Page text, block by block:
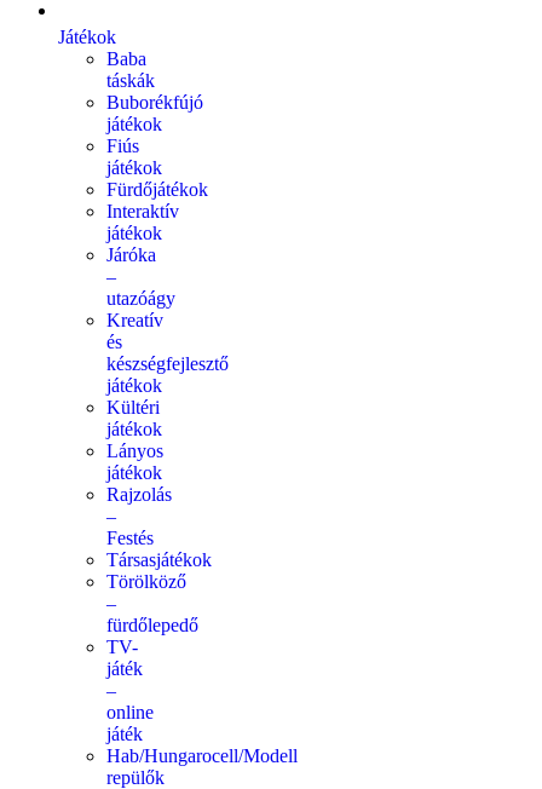
Játékok
Baba
táskák
Buborékfújó
játékok
Fiús
játékok
Fürdőjátékok
Interaktív
játékok
Járóka
–
utazóágy
Kreatív
és
készségfejlesztő
játékok
Kültéri
játékok
Lányos
játékok
Rajzolás
–
Festés
Társasjátékok
Törölköző
–
fürdőlepedő
TV-
játék
–
online
játék
Hab/Hungarocell/Modell
repülők